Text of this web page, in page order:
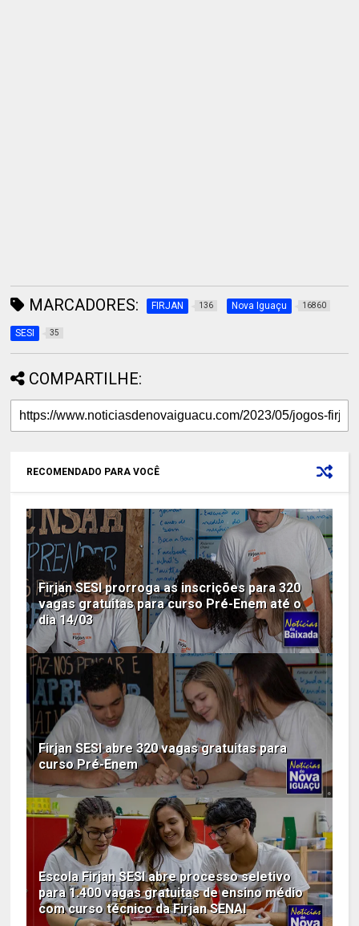
MARCADORES: FIRJAN 136 Nova Iguaçu 16860
SESI 35
COMPARTILHE:
RECOMENDADO PARA VOCÊ
Firjan SESI prorroga as inscrições para 320
vagas gratuitas para curso Pré-Enem até o
dia 14/03
Firjan SESI abre 320 vagas gratuitas para
curso Pré-Enem
Escola Firjan SESI abre processo seletivo
para 1.400 vagas gratuitas de ensino médio
com curso técnico da Firjan SENAI